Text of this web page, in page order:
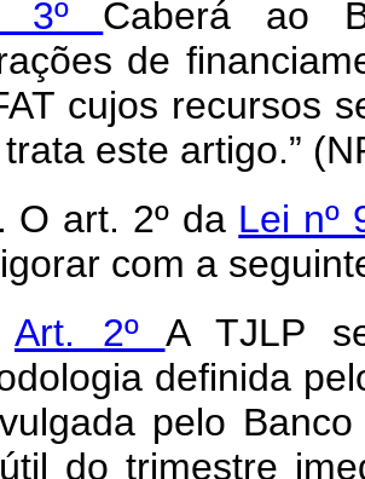
3º Caberá ao
de
cujos recursos
este artigo.”
O art. 2º da Lei nº
com a
Art. 2º A TJLP
definida
pelo
do trimestre